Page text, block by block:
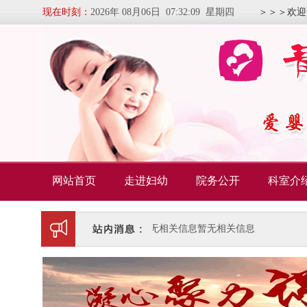
现在时刻： 2026年 08月06日 07:32:10 星期四 ＞＞＞欢
网站首页 走进妇幼 院务公开 科室介
暂无相关信息暂无相关信息